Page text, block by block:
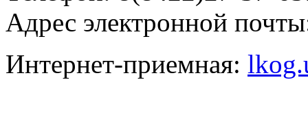
Адрес электронной
Интернет-приемная: